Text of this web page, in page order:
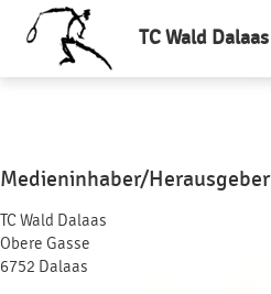
TC Wald Dalaas
Medieninhaber/Herausgeber
TC Wald Dalaas
Obere Gasse
6752 Dalaas